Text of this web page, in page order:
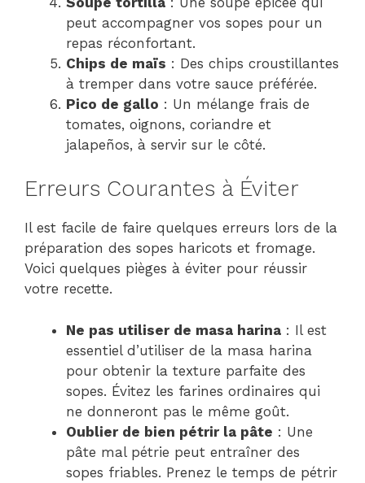
peut accompagner vos sopes pour un
repas réconfortant.
Chips de maïs : Des chips croustillantes
à tremper dans votre sauce préférée.
Pico de gallo : Un mélange frais de
tomates, oignons, coriandre et
jalapeños, à servir sur le côté.
Erreurs Courantes à Éviter
Il est facile de faire quelques erreurs lors de la
préparation des sopes haricots et fromage.
Voici quelques pièges à éviter pour réussir
votre recette.
Ne pas utiliser de masa harina : Il est
essentiel d’utiliser de la masa harina
pour obtenir la texture parfaite des
sopes. Évitez les farines ordinaires qui
ne donneront pas le même goût.
Oublier de bien pétrir la pâte : Une
pâte mal pétrie peut entraîner des
sopes friables. Prenez le temps de pétrir